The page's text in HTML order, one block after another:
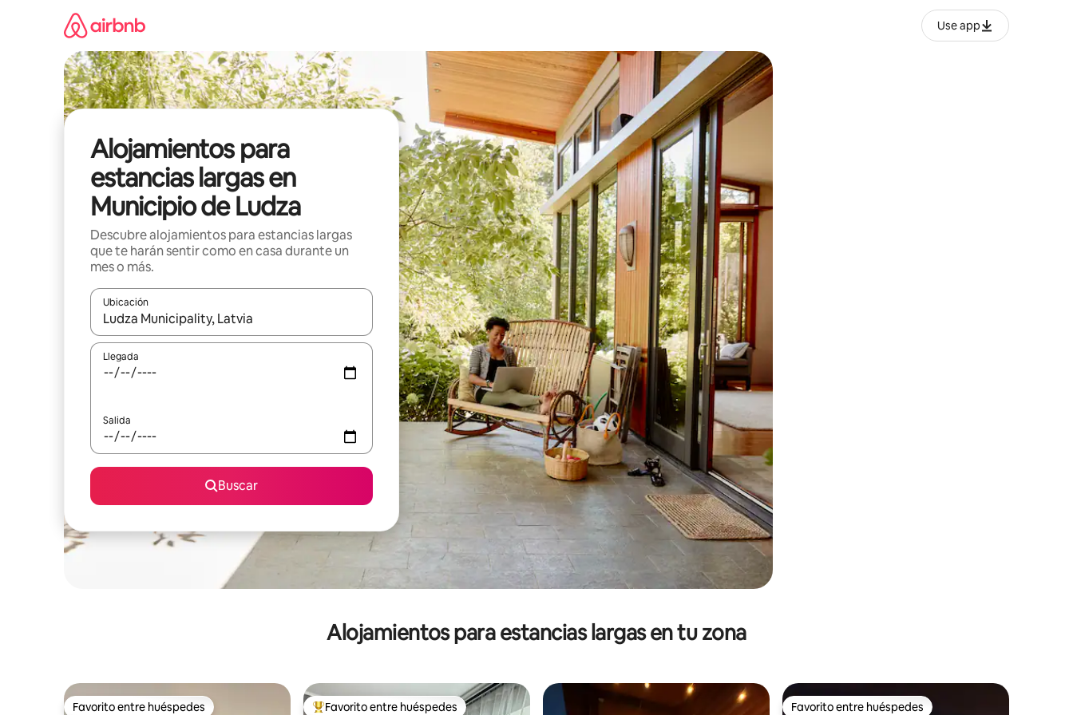
Use app
Alojamientos para
estancias largas en
Municipio de Ludza
Descubre alojamientos para estancias largas
que te harán sentir como en casa durante un
mes o más.
Ubicación
Cuando los resultados estén disponibles, podrás navegar usando las teclas de las flechas hacia arriba y hacia abajo, o bien tocando y deslizando la pantalla.
Llegada
Salida
Buscar
Alojamientos para estancias largas en tu zona
Favorito entre huéspedes Favorito entre huéspedes Favorito entre huéspedes